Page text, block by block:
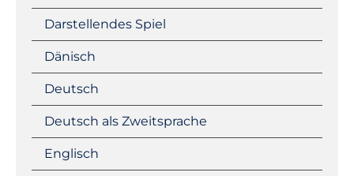
Darstellendes Spiel
Dänisch
Deutsch
Deutsch als Zweitsprache
Englisch